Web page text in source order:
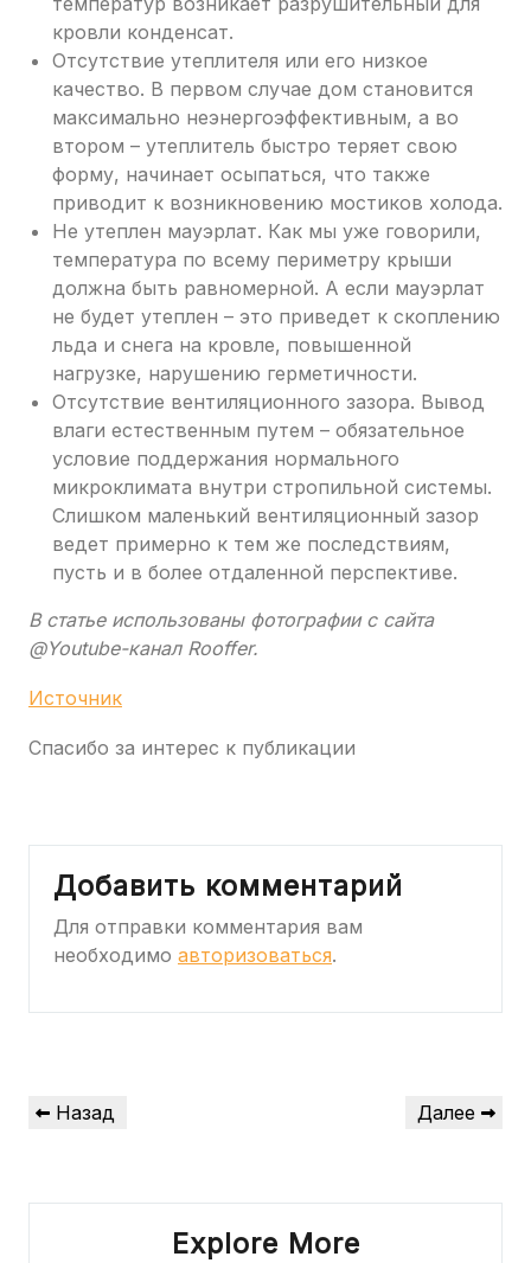
кровли конденсат.
Отсутствие утеплителя или его низкое
качество. В первом случае дом становится
максимально неэнергоэффективным, а во
втором – утеплитель быстро теряет свою
форму, начинает осыпаться, что также
приводит к возникновению мостиков холода.
Не утеплен мауэрлат. Как мы уже говорили,
температура по всему периметру крыши
должна быть равномерной. А если мауэрлат
не будет утеплен – это приведет к скоплению
льда и снега на кровле, повышенной
нагрузке, нарушению герметичности.
Отсутствие вентиляционного зазора. Вывод
влаги естественным путем – обязательное
условие поддержания нормального
микроклимата внутри стропильной системы.
Слишком маленький вентиляционный зазор
ведет примерно к тем же последствиям,
пусть и в более отдаленной перспективе.
В статье использованы фотографии с сайта
@Youtube-канал Rooffer.
Источник
Спасибо за интерес к публикации
Добавить комментарий
Для отправки комментария вам
необходимо авторизоваться.
Навигация
по
Предыдущая
Назад
Следующая
Далее
Explore More